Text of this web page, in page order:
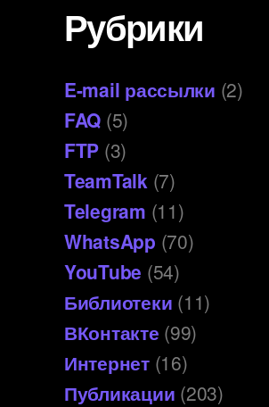
Рубрики
E-mail рассылки (2)
FAQ (5)
FTP (3)
TeamTalk(7)
Telegram (11)
WhatsApp (70)
YouTube (54)
Библиотеки (11)
ВКонтакте (99)
Интернет(16)
Публикации (203)